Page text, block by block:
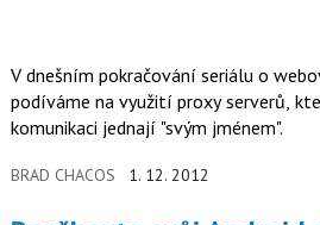
V dnešním pokračování seriálu o
podíváme na využití proxy serverů,
komunikaci jednají "svým jménem".
BRAD CHACOS 1. 12. 2012